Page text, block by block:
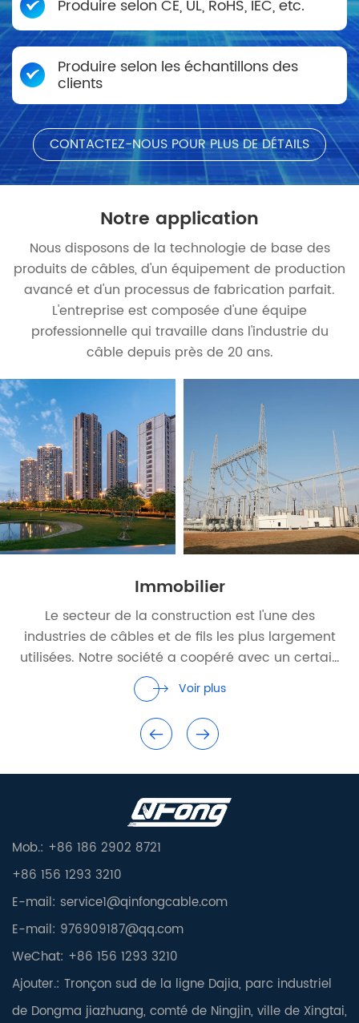
Produire selon CE, UL, RoHS, IEC, etc.
Produire selon les échantillons des
clients
CONTACTEZ-NOUS POUR PLUS DE DÉTAILS
Notre application
Nous disposons de la technologie de base des
produits de câbles, d'un équipement de production
avancé et d'un processus de fabrication parfait.
L'entreprise est composée d'une équipe
professionnelle qui travaille dans l'industrie du
câble depuis près de 20 ans.
Immobilier
Le secteur de la construction est l'une des
industries de câbles et de fils les plus largement
utilisées. Notre société a coopéré avec un certain
nombre de promoteurs immobiliers bien connus en
Chine et avec des ministères gouvernementaux.
Voir plus
Mob.: +86 186 2902 8721
+86 156 1293 3210
E-mail: service1@qinfongcable.com
E-mail: 976909187@qq.com
WeChat: +86 156 1293 3210
Ajouter.: Tronçon sud de la ligne Dajia, parc industriel
de Dongma jiazhuang, comté de Ningjin, ville de Xingtai,